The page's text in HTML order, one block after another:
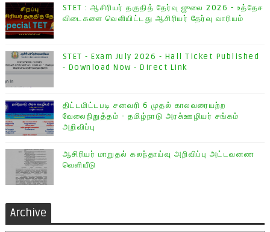
STET : ஆசிரியர் தகுதித் தேர்வு ஜுலை 2026 - உத்தேச
விடைகளை வெளியிட்டது ஆசிரியர் தேர்வு வாரியம்
STET - Exam July 2026 - Hall Ticket Published
- Download Now - Direct Link
திட்டமிட்டபடி சனவரி 6 முதல் காலவரையற்ற
வேலைநிறுத்தம் - தமிழ்நாடு அரசு்ஊழியர் சங்கம்
அறிவிப்பு
ஆசிரியர் மாறுதல் கலந்தாய்வு அறிவிப்பு அட்டவனண
வெளியீடு
Archive